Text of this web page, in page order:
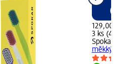
129,00
3 ks
Spokar
měkký,